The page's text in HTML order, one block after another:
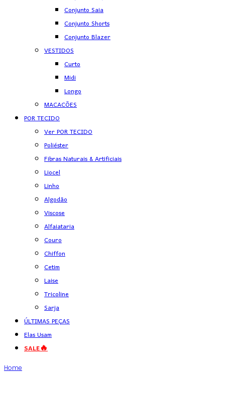
Conjunto Saia
Conjunto Shorts
Conjunto Blazer
VESTIDOS
Curto
Midi
Longo
MACACÕES
POR TECIDO
Ver POR TECIDO
Poliéster
Fibras Naturais & Artificiais
Liocel
Linho
Algodão
Viscose
Alfaiataria
Couro
Chiffon
Cetim
Laise
Tricoline
Sarja
ÚLTIMAS PEÇAS
Elas Usam
SALE🔥
Home